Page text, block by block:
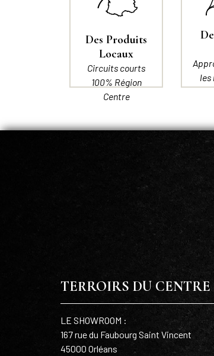
Des Produits
Locaux
Circuits courts
100% Région
Centre
les
TERROIRS DU CENTRE
LE SHOWROOM :
167 rue du Faubourg Saint Vincent
45000 Orléans